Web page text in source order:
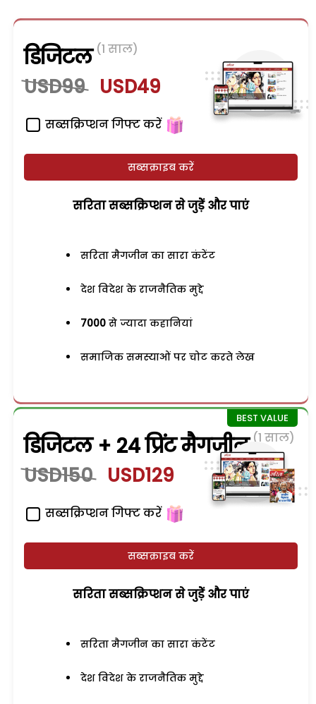
डिजिटल (1 साल)
USD99 USD49
सब्सक्रिप्शन गिफ्ट करें
सब्सक्राइब करें
सरिता सब्सक्रिप्शन से जुड़ेें और पाएं
सरिता मैगजीन का सारा कंटेंट
देश विदेश के राजनैतिक मुद्दे
7000 से ज्यादा कहानियां
समाजिक समस्याओं पर चोट करते लेख
डिजिटल + 24 प्रिंट मैगजीन (1 साल)
USD150 USD129
सब्सक्रिप्शन गिफ्ट करें
सब्सक्राइब करें
सरिता सब्सक्रिप्शन से जुड़ेें और पाएं
सरिता मैगजीन का सारा कंटेंट
देश विदेश के राजनैतिक मुद्दे